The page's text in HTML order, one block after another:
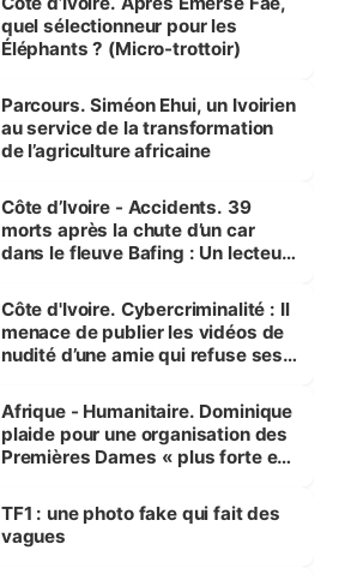
quel sélectionneur pour les
Éléphants ? (Micro-trottoir)
Parcours. Siméon Ehui, un Ivoirien
au service de la transformation
de l’agriculture africaine
Côte d’Ivoire - Accidents. 39
morts après la chute d’un car
dans le fleuve Bafing : Un lecteur
des Transports
Côte d'Ivoire. Cybercriminalité : Il
menace de publier les vidéos de
nudité d’une amie qui refuse ses
Afrique - Humanitaire. Dominique
plaide pour une organisation des
Premières Dames « plus forte et
sur la scène internationale »
TF1 : une photo fake qui fait des
vagues